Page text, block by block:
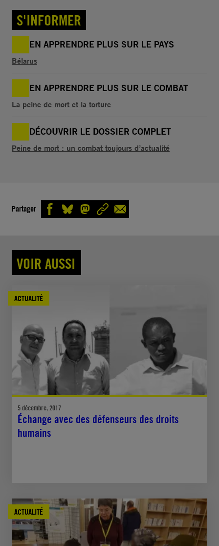
S'INFORMER
EN APPRENDRE PLUS SUR LE PAYS
Bélarus
EN APPRENDRE PLUS SUR LE COMBAT
La peine de mort et la torture
DÉCOUVRIR LE DOSSIER COMPLET
Peine de mort : un combat toujours d’actualité
Partager
VOIR AUSSI
ACTUALITÉ
5 décembre, 2017
Échange avec des défenseurs des droits
humains
ACTUALITÉ